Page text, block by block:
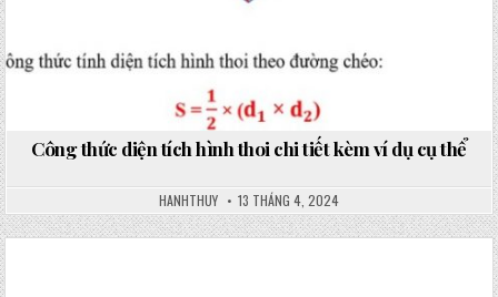
Công thức diện tích hình thoi chi tiết kèm ví dụ cụ thể
HANHTHUY 13 THÁNG 4, 2024